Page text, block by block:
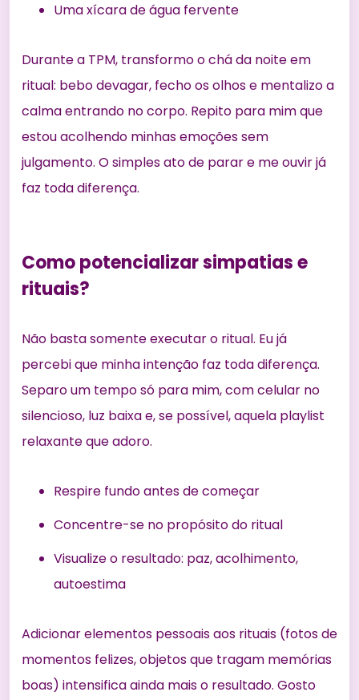
Uma xícara de água fervente
Durante a TPM, transformo o chá da noite em
ritual: bebo devagar, fecho os olhos e mentalizo a
calma entrando no corpo. Repito para mim que
estou acolhendo minhas emoções sem
julgamento. O simples ato de parar e me ouvir já
faz toda diferença.
Como potencializar simpatias e
rituais?
Não basta somente executar o ritual. Eu já
percebi que minha intenção faz toda diferença.
Separo um tempo só para mim, com celular no
silencioso, luz baixa e, se possível, aquela playlist
relaxante que adoro.
Respire fundo antes de começar
Concentre-se no propósito do ritual
Visualize o resultado: paz, acolhimento,
autoestima
Adicionar elementos pessoais aos rituais (fotos de
momentos felizes, objetos que tragam memórias
boas) intensifica ainda mais o resultado. Gosto